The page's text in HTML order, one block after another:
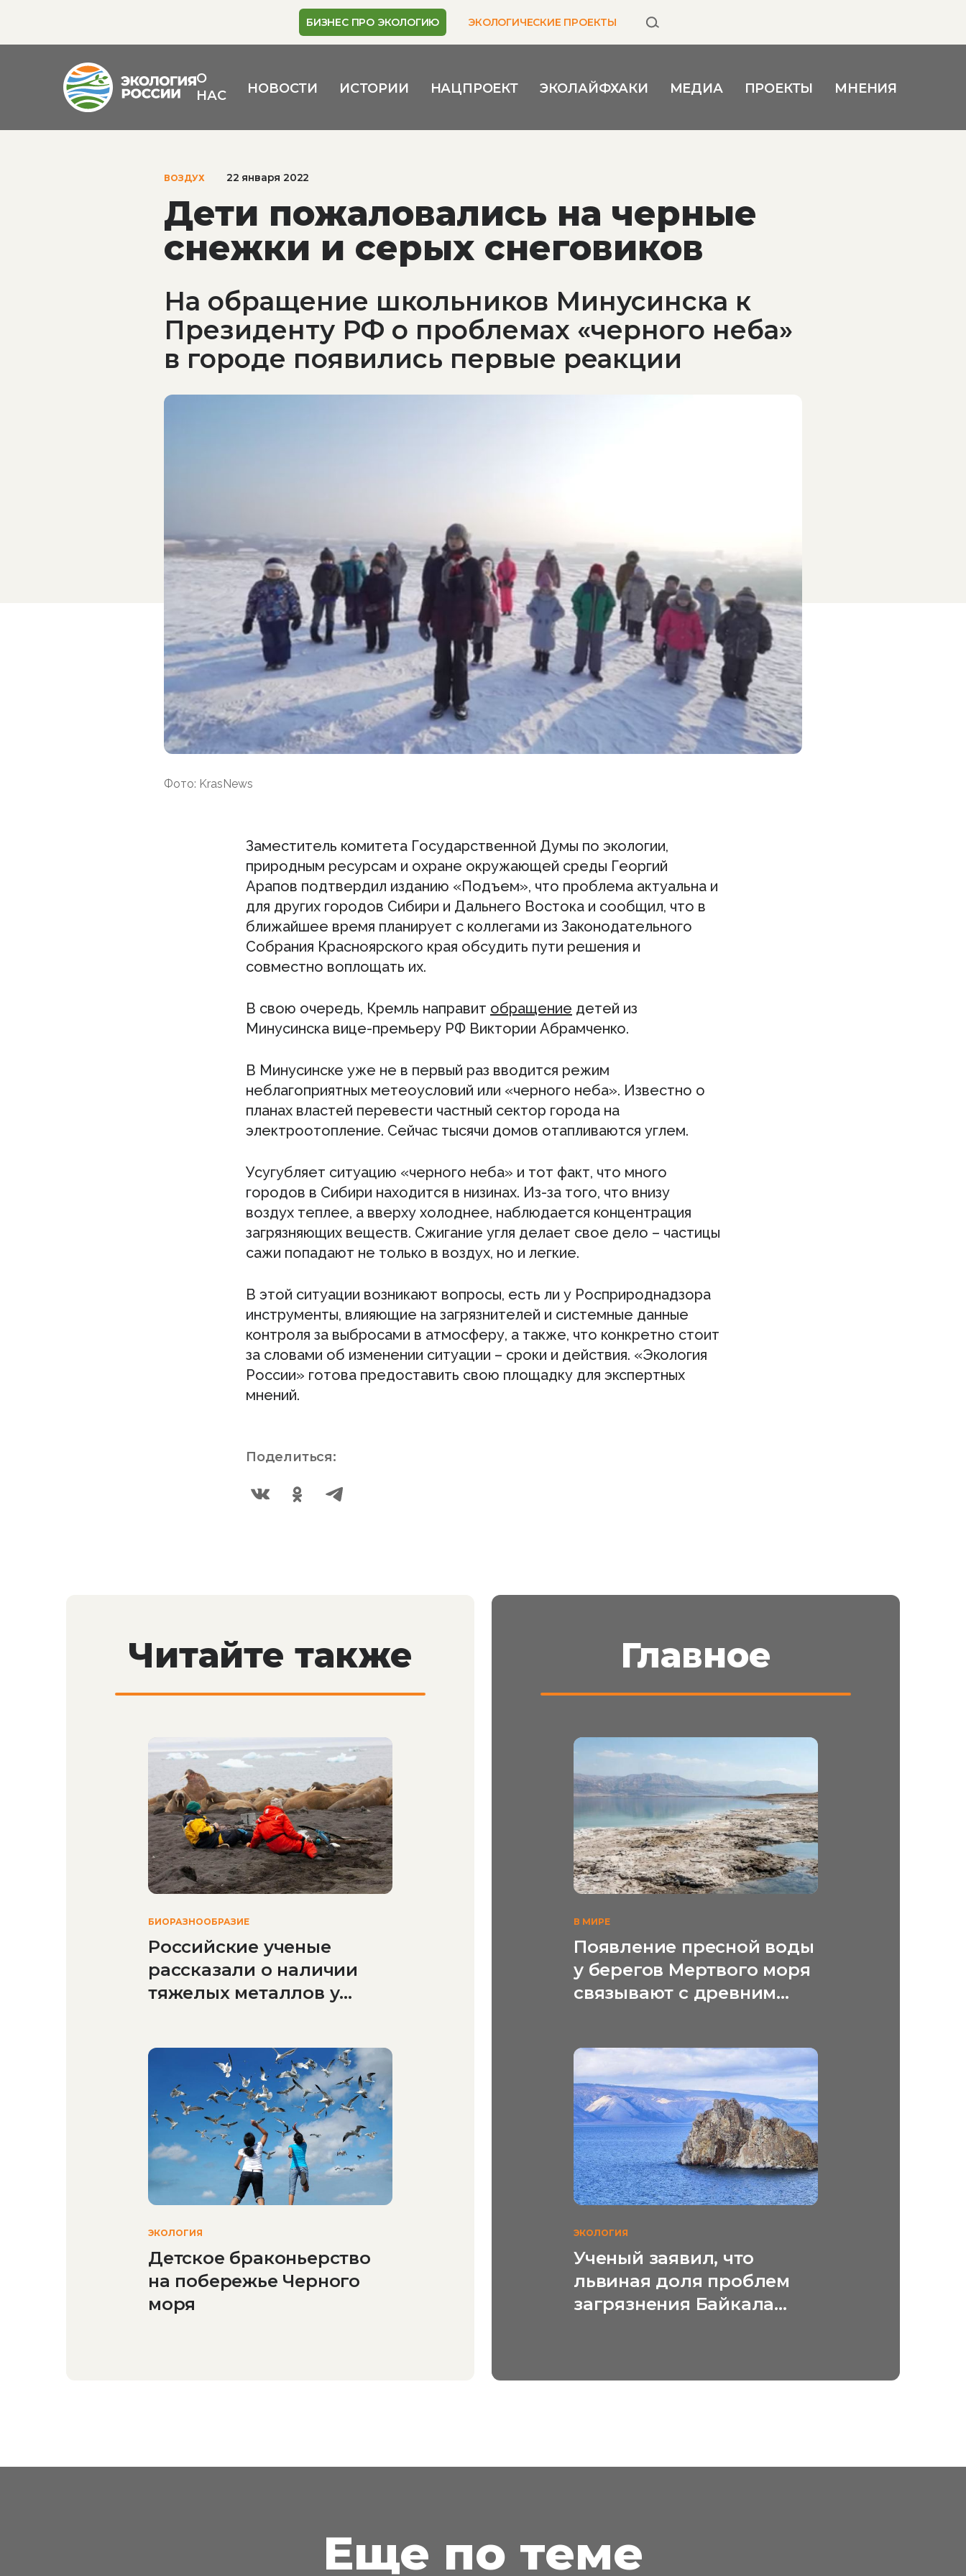
БИЗНЕС ПРО ЭКОЛОГИЮ ЭКОЛОГИЧЕСКИЕ ПРОЕКТЫ
О
НАС
НОВОСТИ ИСТОРИИ НАЦПРОЕКТ ЭКОЛАЙФХАКИ МЕДИА ПРОЕКТЫ МНЕНИЯ
ВОЗДУХ 22 января 2022
Дети пожаловались на черные
снежки и серых снеговиков
На обращение школьников Минусинска к
Президенту РФ о проблемах «черного неба»
в городе появились первые реакции
Фото: KrasNews
Заместитель комитета Государственной Думы по экологии,
природным ресурсам и охране окружающей среды Георгий
Арапов подтвердил изданию «Подъем», что проблема актуальна и
для других городов Сибири и Дальнего Востока и сообщил, что в
ближайшее время планирует с коллегами из Законодательного
Собрания Красноярского края обсудить пути решения и
совместно воплощать их.
В свою очередь, Кремль направит обращение детей из
Минусинска вице-премьеру РФ Виктории Абрамченко.
В Минусинске уже не в первый раз вводится режим
неблагоприятных метеоусловий или «черного неба». Известно о
планах властей перевести частный сектор города на
электроотопление. Сейчас тысячи домов отапливаются углем.
Усугубляет ситуацию «черного неба» и тот факт, что много
городов в Сибири находится в низинах. Из-за того, что внизу
воздух теплее, а вверху холоднее, наблюдается концентрация
загрязняющих веществ. Сжигание угля делает свое дело – частицы
сажи попадают не только в воздух, но и легкие.
В этой ситуации возникают вопросы, есть ли у Росприроднадзора
инструменты, влияющие на загрязнителей и системные данные
контроля за выбросами в атмосферу, а также, что конкретно стоит
за словами об изменении ситуации – сроки и действия. «Экология
России» готова предоставить свою площадку для экспертных
мнений.
Поделиться:
Читайте также
БИОРАЗНООБРАЗИЕ
Российские ученые
рассказали о наличии
тяжелых металлов у
ЭКОЛОГИЯ
Детское браконьерство
на побережье Черного
моря
Главное
В МИРЕ
Появление пресной воды
у берегов Мертвого моря
связывают с древним
ЭКОЛОГИЯ
Ученый заявил, что
львиная доля проблем
загрязнения Байкала
Еще по теме